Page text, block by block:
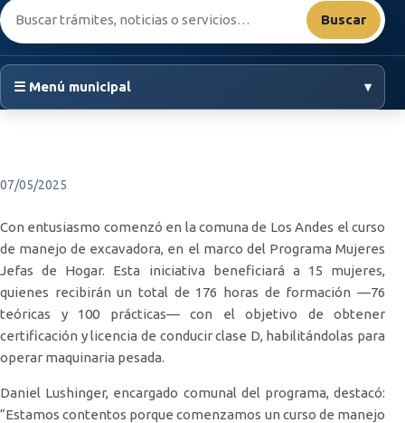
Buscar:
Buscar
☰ Menú municipal ▾
07/05/2025
Con entusiasmo comenzó en la comuna de Los Andes el curso
de manejo de excavadora, en el marco del Programa Mujeres
Jefas de Hogar. Esta iniciativa beneficiará a 15 mujeres,
quienes recibirán un total de 176 horas de formación —76
teóricas y 100 prácticas— con el objetivo de obtener
certificación y licencia de conducir clase D, habilitándolas para
operar maquinaria pesada.
Daniel Lushinger, encargado comunal del programa, destacó:
“Estamos contentos porque comenzamos un curso de manejo